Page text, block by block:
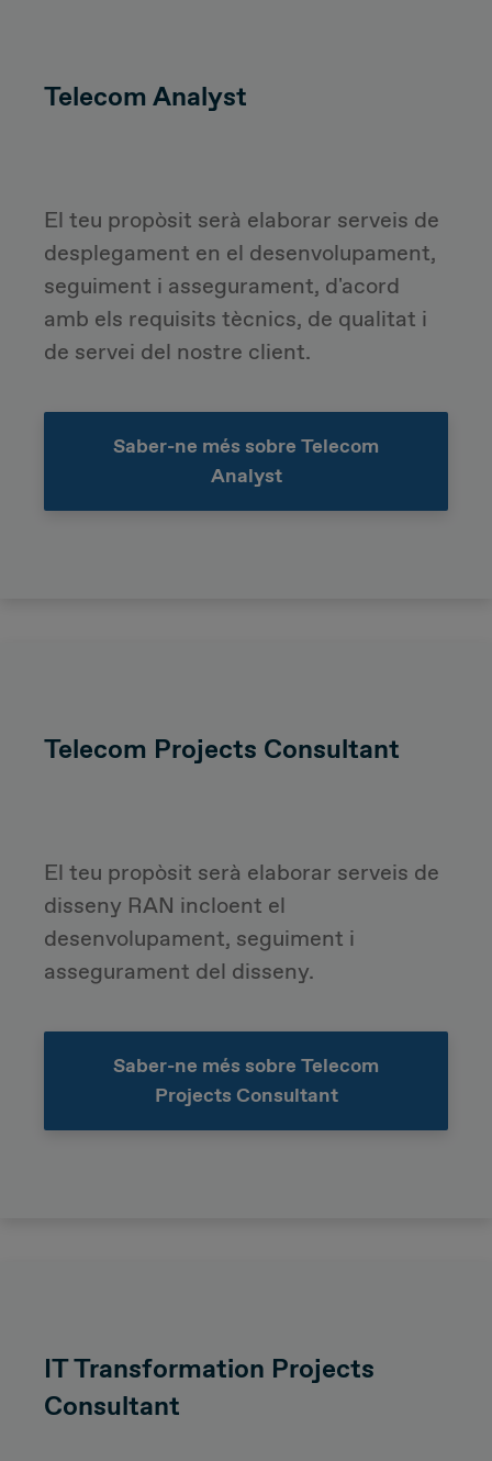
Telecom Analyst
El teu propòsit serà elaborar serveis de
desplegament en el desenvolupament,
seguiment i assegurament, d'acord
amb els requisits tècnics, de qualitat i
de servei del nostre client.
Saber-ne més sobre Telecom
Analyst
Telecom Projects Consultant
El teu propòsit serà elaborar serveis de
disseny RAN incloent el
desenvolupament, seguiment i
assegurament del disseny.
Saber-ne més sobre Telecom
Projects Consultant
IT Transformation Projects
Consultant